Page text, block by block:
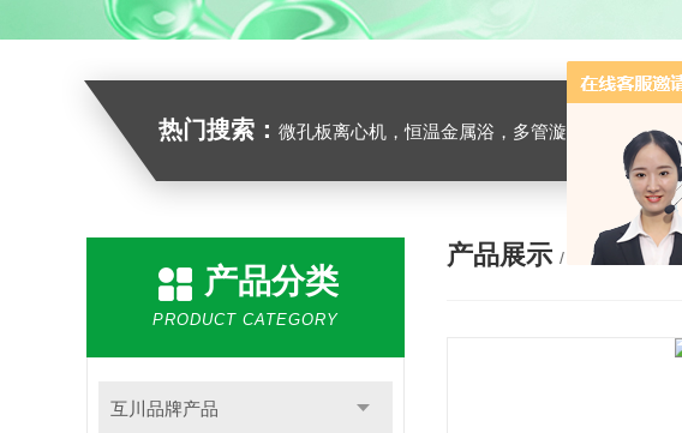
热门搜索： 微孔板离心机，恒温金属浴，多管漩涡混合仪，梅毒旋转仪,红外线灭菌器，微孔板恒温振荡器，恒温混匀仪，水平摇床，牛奶抗生素恒温温育器，细菌内毒素恒
产品分类
PRODUCT CATEGORY
互川品牌产品
产品展示 / PRODUCTS